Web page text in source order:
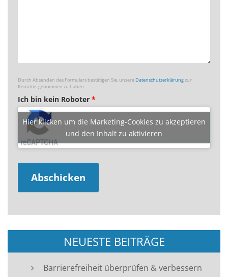
Durch Absenden des Formulars bestätigen Sie, unsereDatenschutzerklärungzur
Kenntnis genommen zu haben
Ich bin kein Roboter *
Hier klicken um die Marketing-Cookies zu akzeptieren
und den Inhalt zu aktivieren
NEUESTE BEITRÄGE
Barrierefreiheit überprüfen & verbessern